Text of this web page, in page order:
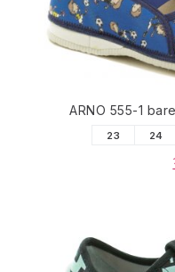
ARNO 555-1
23 24